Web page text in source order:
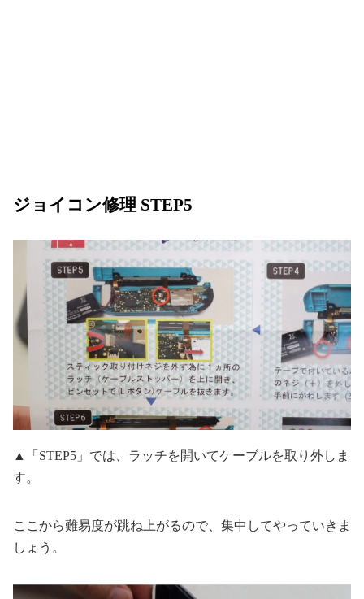
ジョイコン修理 STEP5
▲「STEP5」では、ラッチを開いてケーブルを取り外しま
す。
ここから難易度が跳ね上がるので、集中してやっていきま
しょう。